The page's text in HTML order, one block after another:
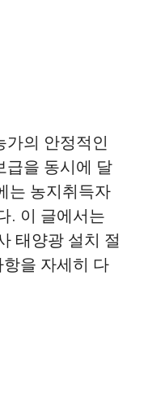
가의 안정적인
급을 동시에 달
는 농지취득자
. 이 글에서는
태양광 설치 절
을 자세히 다